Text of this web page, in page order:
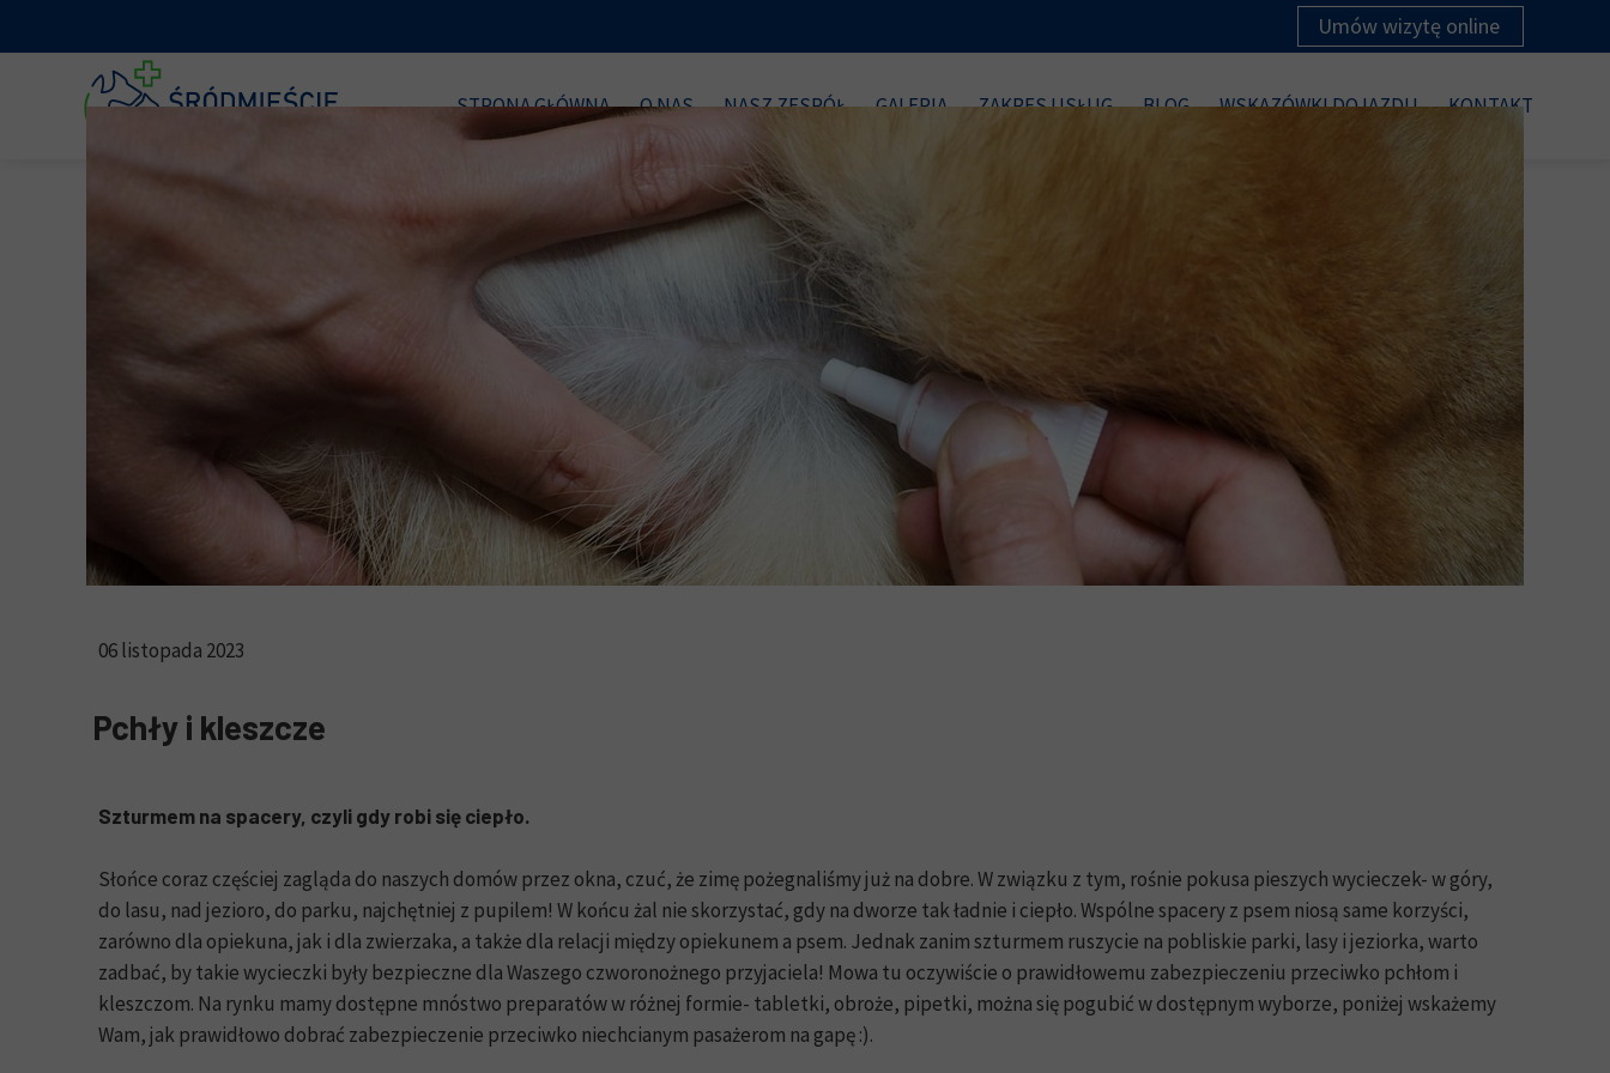
06 listopada 2023
Pchły i kleszcze
Szturmem na spacery, czyli gdy robi się ciepło.
Słońce coraz częściej zagląda do naszych domów przez okna, czuć, że zimę pożegnaliśmy już na dobre. W związku z tym, rośnie pokusa pieszych wycieczek- w góry,
do lasu, nad jezioro, do parku, najchętniej z pupilem! W końcu żal nie skorzystać, gdy na dworze tak ładnie i ciepło. Wspólne spacery z psem niosą same korzyści,
zarówno dla opiekuna, jak i dla zwierzaka, a także dla relacji między opiekunem a psem. Jednak zanim szturmem ruszycie na pobliskie parki, lasy i jeziorka, warto
zadbać, by takie wycieczki były bezpieczne dla Waszego czworonożnego przyjaciela! Mowa tu oczywiście o prawidłowemu zabezpieczeniu przeciwko pchłom i
kleszczom. Na rynku mamy dostępne mnóstwo preparatów w różnej formie- tabletki, obroże, pipetki, można się pogubić w dostępnym wyborze, poniżej wskażemy
Wam, jak prawidłowo dobrać zabezpieczenie przeciwko niechcianym pasażerom na gapę :).
Umów wizytę online
STRONA GŁÓWNA O NAS NASZ ZESPÓŁ GALERIA ZAKRES USŁUG BLOG WSKAZÓWKI DOJAZDU KONTAKT